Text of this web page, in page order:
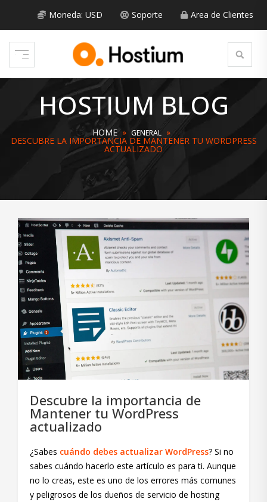
Moneda: USD Soporte Area de Clientes
HOSTIUM BLOG
HOME» GENERAL»
DESCUBRE LA IMPORTANCIA DE MANTENER TU WORDPRESS
ACTUALIZADO
Descubre la importancia de
Mantener tu WordPress
actualizado
¿Sabes cuándo debes actualizar WordPress? Si no
sabes cuándo hacerlo este artículo es para ti. Aunque
no lo creas, este es uno de los errores más comunes
y peligrosos de los dueños de servicio de hosting